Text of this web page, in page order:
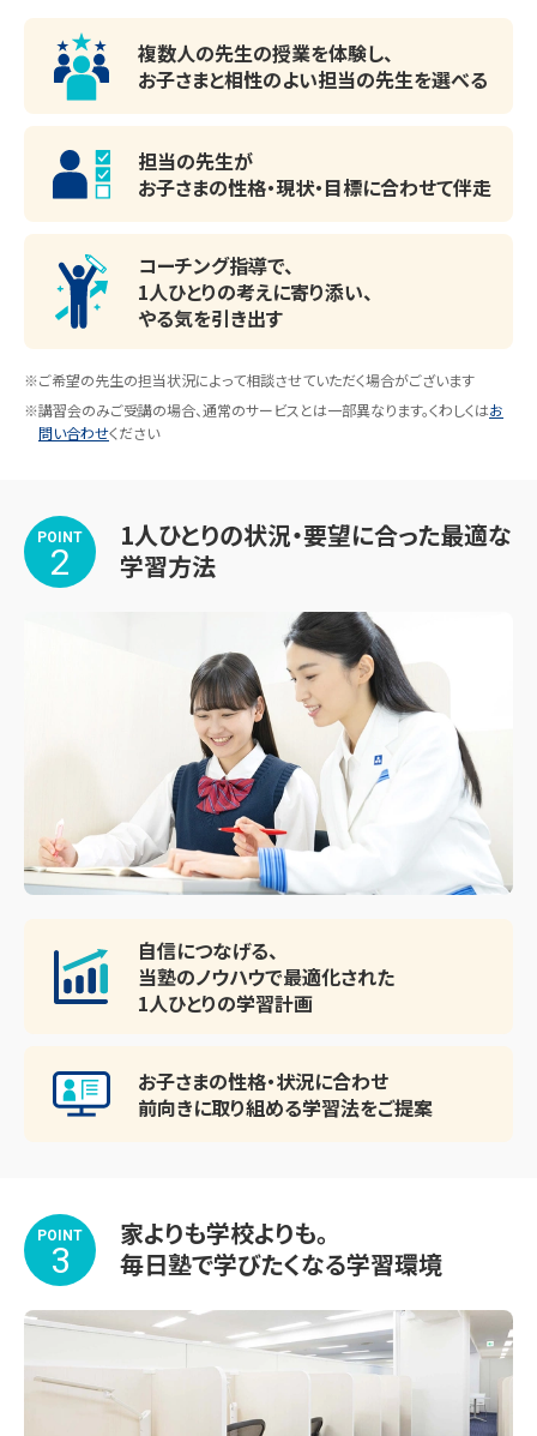
て、質問がしやすい環境です。
います！
関西大学、関西学院大学、甲南大学、近畿大学、関西外国語
大学、大阪工業大学、大和大学、神戸学院大学、須磨学園高
校、神戸龍谷高校、神戸学院大学附属高校、育英高校、神戸
★大学
関西学院大学 商学部・関西学院大学 文学部・関西学院大学
工学部・同志社女子大学 薬学部・甲南大学 知能情報学部・
子大学 教育学部・武庫川女子大学 経営学部・創価大学 理
工学部・大阪産業大学 工学部・大阪産業大学 デザイン工学
部・森ノ宮医療大学 医療技術学部・甲南女子大学 看護リハ
ビリテーション学部・岡山理科大学 生物地球学部・神戸女子
・須磨学園高校・滝川高校・育英高校・神戸野田高校・長田高
校・兵庫高校・三田祥雲館高校・夢野台高校・神戸鈴蘭台高
校・市立六甲アイランド高校・神港橘高校
★中学
院大学附属中学校
複数人の先生の授業を体験し、
お子さまと相性のよい担当の先生を選べる
担当の先生が
お子さまの性格・現状・目標に合わせて伴走
コーチング指導で、
1人ひとりの考えに寄り添い、
やる気を引き出す
※ご希望の先生の担当状況によって相談させていただく場合がございます
※講習会のみご受講の場合、通常のサービスとは一部異なります。くわしくはお
問い合わせください
POINT
2
1人ひとりの状況・要望に合った最適な
学習方法
自信につなげる、
当塾のノウハウで最適化された
1人ひとりの学習計画
お子さまの性格・状況に合わせ
前向きに取り組める学習法をご提案
POINT
3
家よりも学校よりも。
毎日塾で学びたくなる学習環境